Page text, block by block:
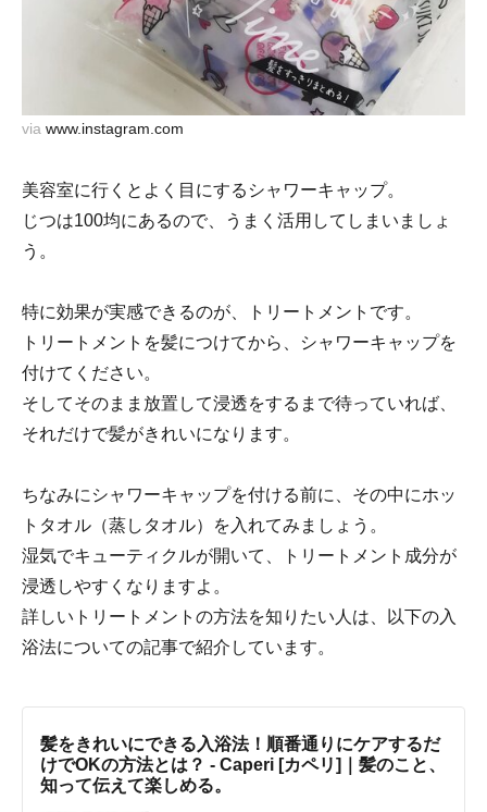
via www.instagram.com
美容室に行くとよく目にするシャワーキャップ。
じつは100均にあるので、うまく活用してしまいましょ
う。
特に効果が実感できるのが、トリートメントです。
トリートメントを髪につけてから、シャワーキャップを
付けてください。
そしてそのまま放置して浸透をするまで待っていれば、
それだけで髪がきれいになります。
ちなみにシャワーキャップを付ける前に、その中にホッ
トタオル（蒸しタオル）を入れてみましょう。
湿気でキューティクルが開いて、トリートメント成分が
浸透しやすくなりますよ。
詳しいトリートメントの方法を知りたい人は、以下の入
浴法についての記事で紹介しています。
髪をきれいにできる入浴法！順番通りにケアするだ
けでOKの方法とは？ - Caperi [カペリ]｜髪のこと、
知って伝えて楽しめる。